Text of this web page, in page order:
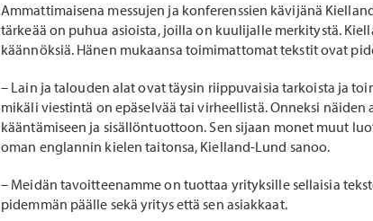
Ammattimaisena messujen ja konferenssien kävijänä
tärkeää on puhua asioista, joilla on kuulijalle merkitystä.
käännöksiä. Hänen mukaansa toimimattomat tekstit ovat
– Lain ja talouden alat ovat täysin riippuvaisia tarkoista ja
mikäli viestintä on epäselvää tai virheellistä. Onneksi
kääntämiseen ja sisällöntuottoon. Sen sijaan monet muut
oman englannin kielen taitonsa, Kielland-Lund sanoo.
– Meidän tavoitteenamme on tuottaa yrityksille sellaisia
pidemmän päälle sekä yritys että sen asiakkaat.